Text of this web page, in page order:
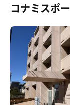
コナミスポ